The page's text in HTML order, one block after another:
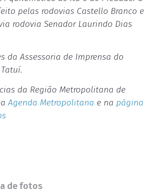
pelas rodovias Castello Branco e
rodovia Senador Laurindo Dias
da Assessoria de Imprensa do
da Região Metropolitana de
Agenda Metropolitana e na página
de fotos